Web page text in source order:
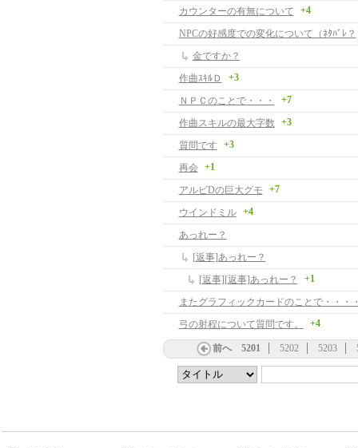
カウンターの有無について
+4
NPCの好感度での変化について（ﾈﾀﾊﾞﾚ？
金ですか？
作曲ｽｷﾙＤ
+3
ＮＰＣのことで・・・ +7
作曲スキルの最大字数 +3
質問です +3
再会 +1
アルビDの巨大グモ +7
ウインドミル +4
あっれー？
[返事]あっれー？
[返事][返事]あっれー？
+1
またグラフィックカードのことで・・・
弓の射程について質問です。
+4
前へ 5201 5202 5203